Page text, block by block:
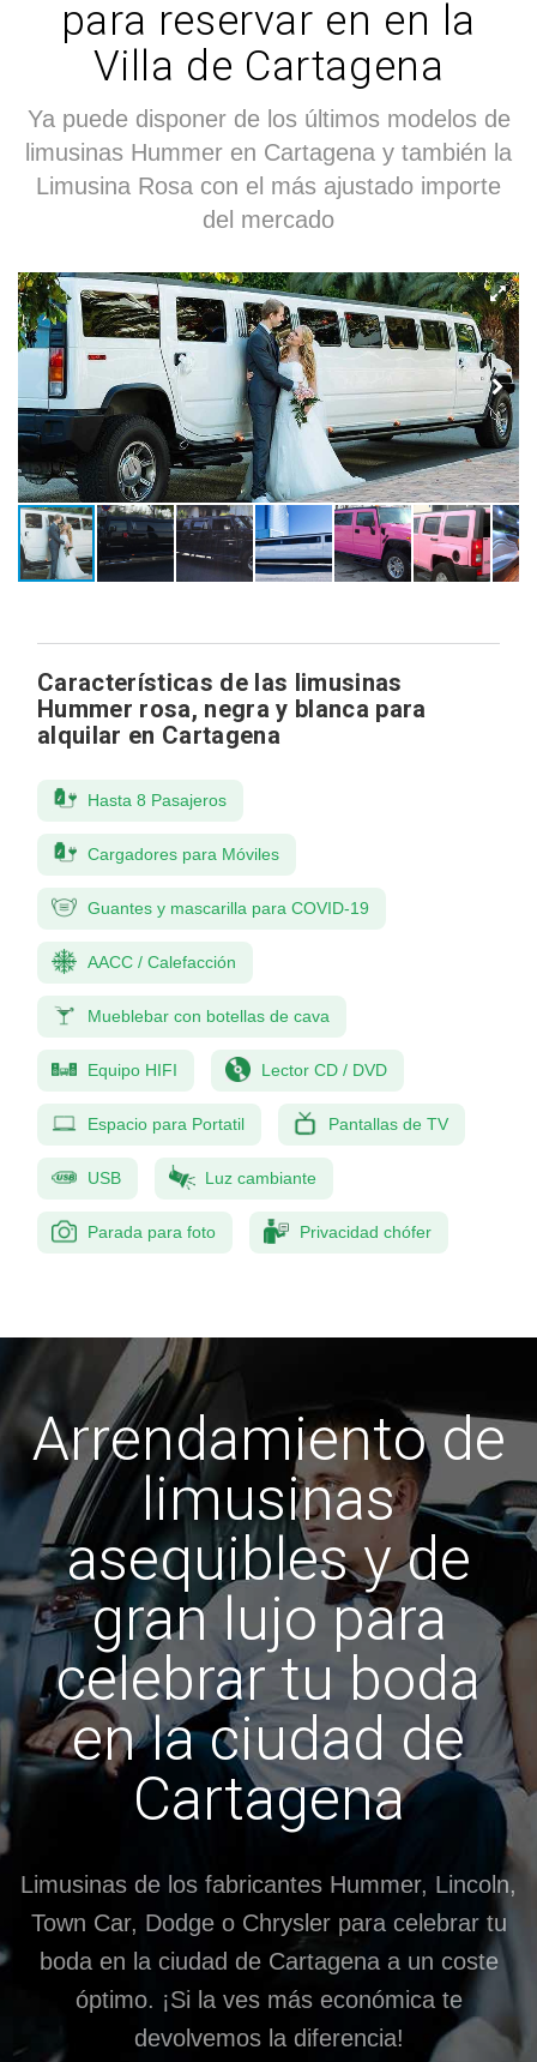
para reservar en en la
Villa de Cartagena
Ya puede disponer de los últimos modelos de
limusinas Hummer en Cartagena y también la
Limusina Rosa con el más ajustado importe
del mercado
Características de las limusinas
Hummer rosa, negra y blanca para
alquilar en Cartagena
Hasta 8 Pasajeros
Cargadores para Móviles
Guantes y mascarilla para COVID-19
AACC / Calefacción
Mueblebar con botellas de cava
Equipo HIFI Lector CD / DVD
Espacio para Portatil Pantallas de TV
USB Luz cambiante
Parada para foto Privacidad chófer
Arrendamiento de
limusinas
asequibles y de
gran lujo para
celebrar tu boda
en la ciudad de
Cartagena
Limusinas de los fabricantes Hummer, Lincoln,
Town Car, Dodge o Chrysler para celebrar tu
boda en la ciudad de Cartagena a un coste
óptimo. ¡Si la ves más económica te
devolvemos la diferencia!